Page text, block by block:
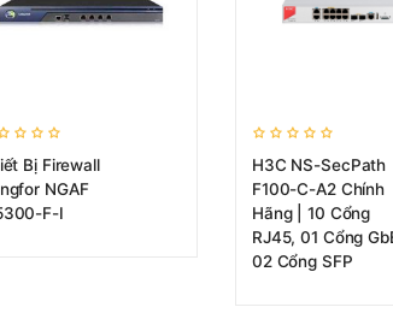
Bị Firewall
NGAF
F-I
H3C NS-SecPath
F100-C-A2 Chính
Hãng | 10 Cổng
RJ45, 01 Cổng
02 Cổng SFP